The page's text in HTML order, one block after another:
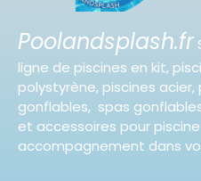
Poolandsplash.fr
ligne de piscines en kit,
polystyrène, piscines
gonflables, spas
et accessoires pour
accompagnement dans